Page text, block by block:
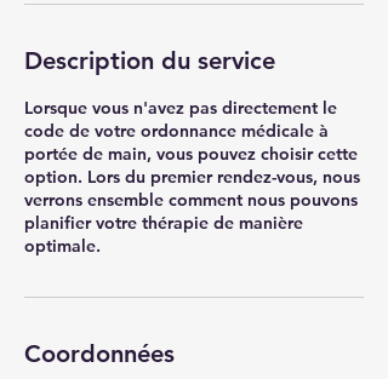
Description du service
Lorsque vous n'avez pas directement le
code de votre ordonnance médicale à
portée de main, vous pouvez choisir cette
option. Lors du premier rendez-vous, nous
verrons ensemble comment nous pouvons
planifier votre thérapie de manière
optimale.
Coordonnées